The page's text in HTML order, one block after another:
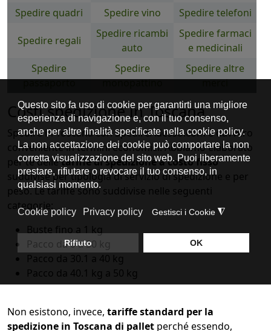
Spedire quadri Spedire vino Spedire telefoni
Spedire regali
Spedire ricambi
auto
Spedire farmaci
e medicinali
Spedire
passaporto
Spedire
monopattino
Spedire altre
merci
Costi spedizione in Toscana
Spedire in Toscana con SpedireAdesso.com è davvero
conveniente in termini economici. Abbiamo elaborato
per te delletariffe di spedizione a costo fisso
suddivise per tipologia di servizio di spedizione e per
peso. Le tariffe sono suddivise nelle seguenti
categorie:
Buste fino a 1 kg
Pacco da 0 a 30 kg
Pacco da 30.1 a 40 kg
Pacco da 40.1 kg a 50 kg
Non esistono, invece, tariffe standard per la
spedizione in Toscana di pallet perché essendo,